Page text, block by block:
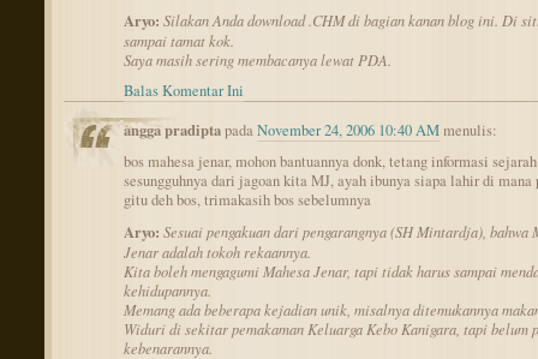
Aryo: Silakan Anda download .CHM di bagian kanan blog ini. Di
sampai tamat kok.
Saya masih sering membacanya lewat PDA.
Balas Komentar Ini
angga pradiptapadaNovember 24, 2006 10:40 AMmenulis:
bos mahesa jenar, mohon bantuannya donk, tetang informasi
sesungguhnya dari jagoan kita MJ, ayah ibunya siapa lahir di mana
gitu deh bos, trimakasih bos sebelumnya
Aryo: Sesuai pengakuan dari pengarangnya (SH Mintardja), bahwa
Jenar adalah tokoh rekaannya.
Kita boleh mengagumi Mahesa Jenar, tapi tidak harus sampai
kehidupannya.
Memang ada beberapa kejadian unik, misalnya ditemukannya
Widuri di sekitar pemakaman Keluarga Kebo Kanigara, tapi belum
kebenarannya.